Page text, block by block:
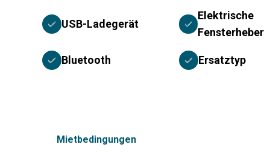
USB-Ladegerät
Elektrische
Fensterheber
Bluetooth Ersatztyp
Mietbedingungen